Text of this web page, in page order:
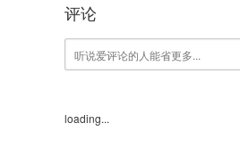
评论
loading...